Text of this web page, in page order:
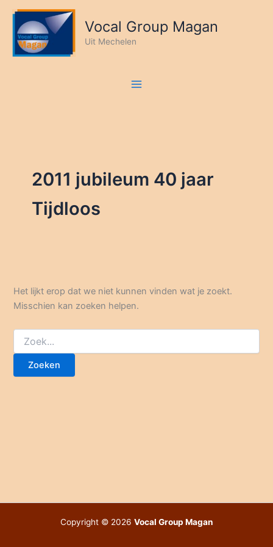
inhoud
Vocal Group Magan
Uit Mechelen
2011 jubileum 40 jaar
Tijdloos
Het lijkt erop dat we niet kunnen vinden wat je zoekt.
Misschien kan zoeken helpen.
Zoek
naar:
Copyright © 2026 Vocal Group Magan